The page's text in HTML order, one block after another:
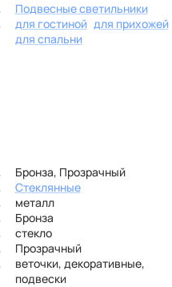
Подвесные светильники
для гостиной для прихожей
для спальни
Бронза, Прозрачный
Стеклянные
металл
Бронза
стекло
Прозрачный
веточки, декоративные,
подвески